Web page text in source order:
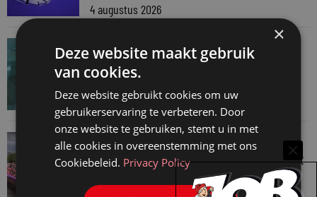
4 augustus 2026
JURIDISCH NIEUWS
Hugo Nieuwenhuizen over puzzels, puzzelen
en taalvondsten
3 augustus 2026
JURIDISCH NIEUWS
Regenboognetwerk van de Rechtspraak vaart
mee met botenparade Pride
×
Deze website maakt gebruik
van cookies.
Deze website gebruikt cookies om uw
gebruikerservaring te verbeteren. Door
onze website te gebruiken, stemt u in met
alle cookies in overeenstemming met ons
Cookiebeleid. Privacy Policy